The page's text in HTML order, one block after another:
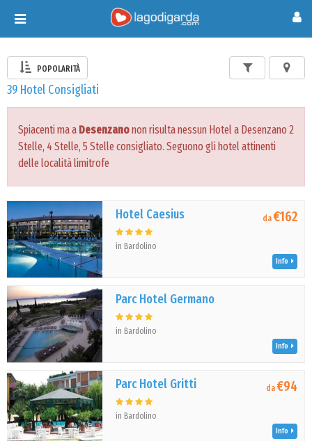
Toggle
navigation
POPOLARITÀ
39 Hotel Consigliati
Spiacenti ma a Desenzanonon risulta nessun Hotel a Desenzano 2
Stelle, 4 Stelle, 5 Stelle consigliato. Seguono gli hotel attinenti
delle località limitrofe
Hotel Caesius
in Bardolino
da€162
Info
Parc Hotel Germano
in Bardolino
Info
Parc Hotel Gritti
in Bardolino
da€94
Info